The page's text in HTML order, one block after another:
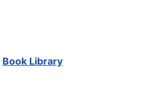
Book Library